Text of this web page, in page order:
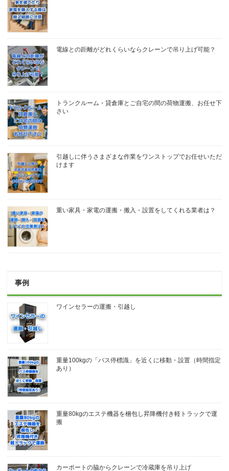
電線との距離がどれくらいならクレーンで吊り上げ可能？
トランクルーム・貸倉庫とご自宅の間の荷物運搬、お任せ下
さい
引越しに伴うさまざまな作業をワンストップでお任せいただ
けます
重い家具・家電の運搬・搬入・設置をしてくれる業者は？
事例
ワインセラーの運搬・引越し
重量100kgの「バス停標識」を近くに移動・設置（時間指定
あり）
重量80kgのエステ機器を梱包し昇降機付き軽トラックで運
搬
カーポートの脇からクレーンで冷蔵庫を吊り上げ